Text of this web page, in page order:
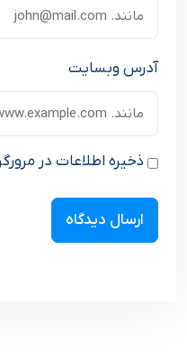
آدرس وبسایت
ذخیره اطلاعات در